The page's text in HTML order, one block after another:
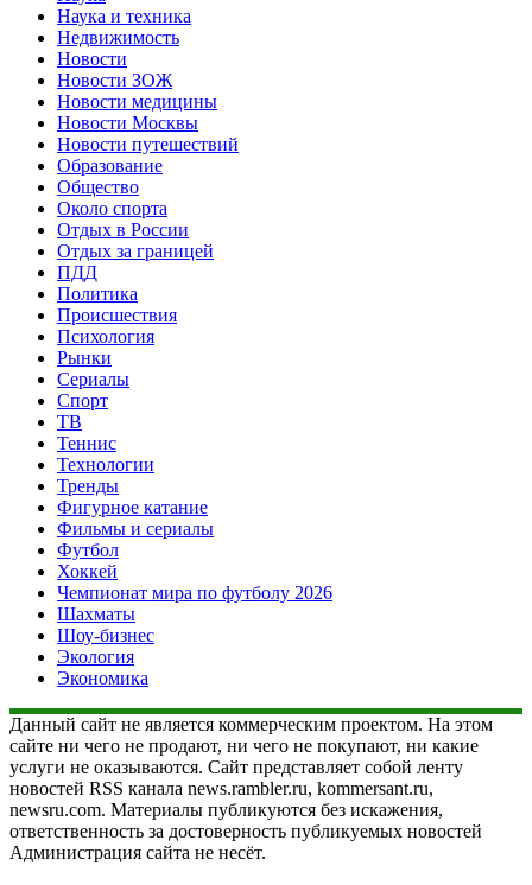
Наука и техника
Недвижимость
Новости
Новости ЗОЖ
Новости медицины
Новости Москвы
Новости путешествий
Образование
Общество
Около спорта
Отдых в России
Отдых за границей
ПДД
Политика
Происшествия
Психология
Рынки
Сериалы
Спорт
ТВ
Теннис
Технологии
Тренды
Фигурное катание
Фильмы и сериалы
Футбол
Хоккей
Чемпионат мира по футболу 2026
Шахматы
Шоу-бизнес
Экология
Экономика
Данный сайт не является коммерческим проектом. На этом
сайте ни чего не продают, ни чего не покупают, ни какие
услуги не оказываются. Сайт представляет собой ленту
новостей RSS канала news.rambler.ru, kommersant.ru,
newsru.com. Материалы публикуются без искажения,
ответственность за достоверность публикуемых новостей
Администрация сайта не несёт.